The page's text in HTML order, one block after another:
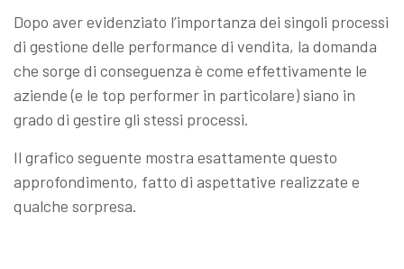
Dopo aver evidenziato l’importanza dei singoli processi
di gestione delle performance di vendita, la domanda
che sorge di conseguenza è come effettivamente le
aziende (e le top performer in particolare) siano in
grado di gestire gli stessi processi.
Il grafico seguente mostra esattamente questo
approfondimento, fatto di aspettative realizzate e
qualche sorpresa.